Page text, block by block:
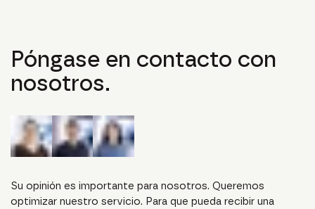
Póngase en contacto con
nosotros.
Su opinión es importante para nosotros. Queremos
optimizar nuestro servicio. Para que pueda recibir una